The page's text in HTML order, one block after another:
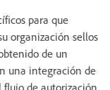
para que
organización sellos
de un
una integración de